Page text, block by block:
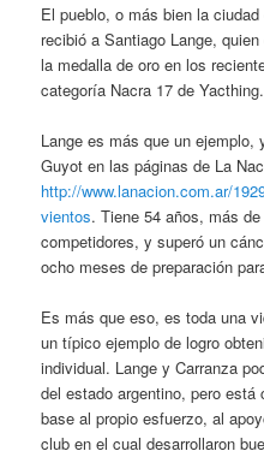
El pueblo, o más bien la
recibió a Santiago Lange,
la medalla de oro en los
categoría Nacra 17 de Yacthing.
Lange es más que un
Guyot en las páginas de La
http://www.lanacion.com.ar/
vientos. Tiene 54 años, más
competidores, y superó un
ocho meses de preparación
Es más que eso, es toda una
un típico ejemplo de logro
individual. Lange y Carranza
del estado argentino, pero
base al propio esfuerzo, al
club en el cual desarrollaron